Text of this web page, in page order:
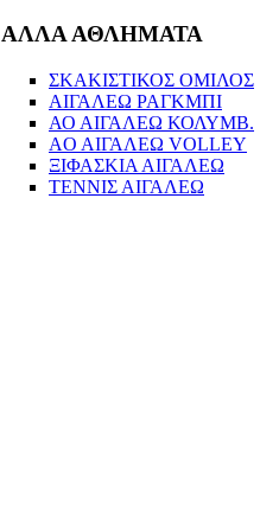
ΑΛΛΑ ΑΘΛΗΜΑΤΑ
ΣΚΑΚΙΣΤΙΚΟΣ ΟΜΙΛΟΣ
ΑΙΓΑΛΕΩ ΡΑΓΚΜΠΙ
ΑΟ ΑΙΓΑΛΕΩ ΚΟΛΥΜΒ.
AO AIΓΑΛΕΩ VOLLEY
ΞΙΦΑΣΚΙΑ ΑΙΓΑΛΕΩ
ΤΕΝΝΙΣ ΑΙΓΑΛΕΩ